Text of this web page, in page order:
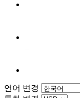
언어 변경